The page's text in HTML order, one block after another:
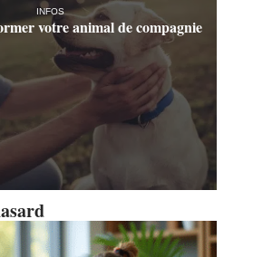
INFOS
votre animal de compagnie